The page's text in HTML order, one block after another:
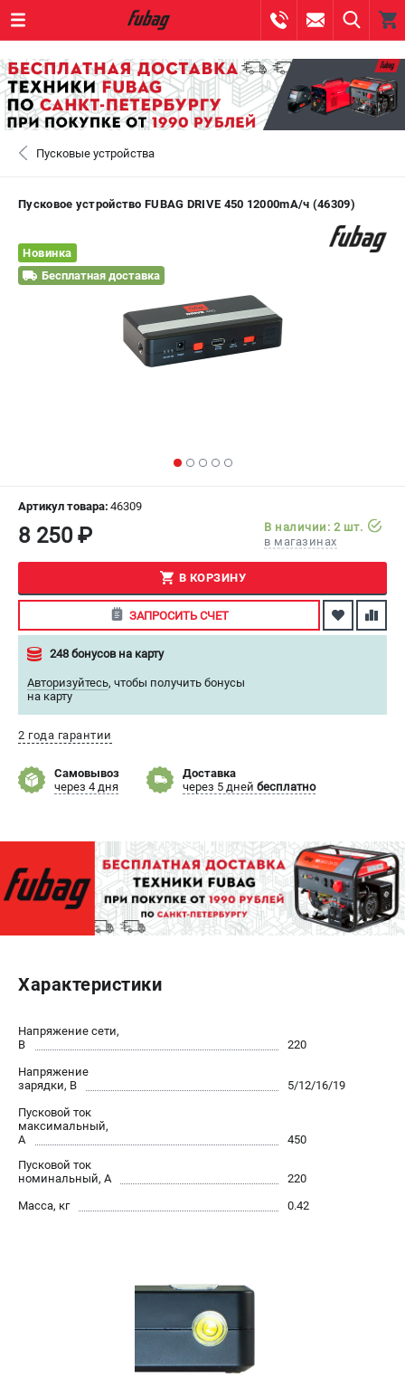
СЕРВИС
МАГАЗИНЫ
ВХОД ИЛИ РЕГИСТРАЦИЯ
ЗАКАЗАТЬ ЗАПЧАСТЬ
+7 (8112) 59-10-67 - ЗАКАЗ ЗАПЧАСТЕЙ
+7 (812) 317-60-57
САНКТ-ПЕТЕРБУРГ
0 ₽
ПОДДЕРЖКА
Сервисный центр
Как нас найти
ИНФОРМАЦИЯ
Юридическая информация
Пользовательское соглашение
ЭЛЕКТРОСТАНЦИИ
Генераторы бензиновые
Генераторы дизельные
Генераторы инверторные
ПОЛЕЗНЫЕ СТАТЬИ
Как выбрать краскопульт?
Как выбрать мотопомпу?
Как выбрать бензопилу?
Как выбрать компрессор?
Как правильно выбрать генератор?
Как выбрать сварочный аппарат?
СВАРОЧНЫЕ АППАРАТЫ
Аппараты контактной сварки
Сварочные материалы
ТЕЛЕФОН (САНКТ-ПЕТЕРБУРГ)
+7 (812) 317-60-57
Пусковые устройства
Пусковое устройство FUBAG DRIVE 450 12000mA/ч (46309)
Новинка
Бесплатная доставка
Артикул товара: 46309
8 250 ₽
В наличии: 2 шт.
в магазинах
В КОРЗИНУ
ЗАПРОСИТЬ СЧЕТ
248 бонусов на карту
Авторизуйтесь, чтобы получить бонусы
на карту
2 года гарантии
Самовывоз
через 4 дня
Доставка
через 5 дней бесплатно
Характеристики
Напряжение сети,
В
220
Напряжение
зарядки, В
5/12/16/19
Пусковой ток
максимальный,
А
450
Пусковой ток
номинальный, А
220
Масса, кг
0.42